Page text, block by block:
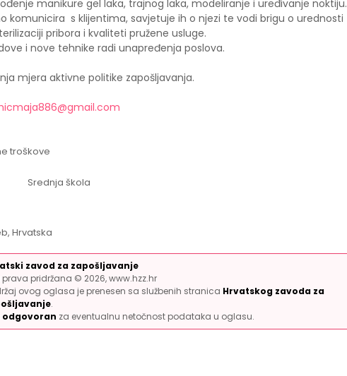
manikure gel laka, trajnog laka, modeliranje i uređivanje noktiju.
komunicira s klijentima, savjetuje ih o njezi te vodi brigu o urednosti
pribora i kvaliteti pružene usluge.
i nove tehnike radi unapređenja poslova.
mjera aktivne politike zapošljavanja.
troškove
Srednja škola
Hrvatska
zavod za zapošljavanje
prava pridržana © 2026, www.hzz.hr
ovog oglasa je prenesen sa službenih stranica Hrvatskog zavoda za
.
odgovoran za eventualnu netočnost podataka u oglasu.